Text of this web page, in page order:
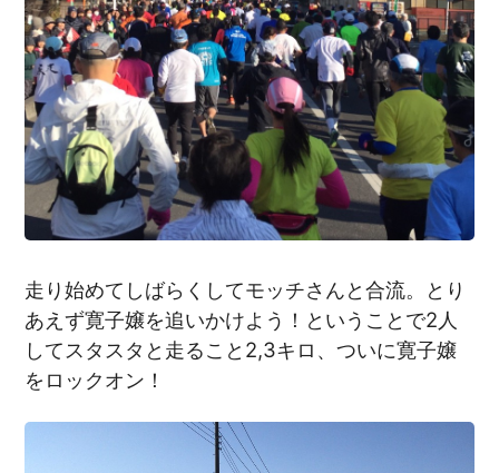
走り始めてしばらくしてモッチさんと合流。とり
あえず寛子嬢を追いかけよう！ということで2人
してスタスタと走ること2,3キロ、ついに寛子嬢
をロックオン！